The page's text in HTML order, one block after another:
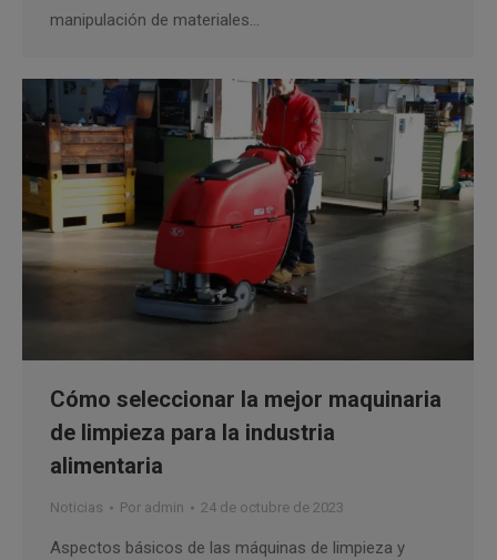
manipulación de materiales…
Cómo seleccionar la mejor maquinaria
de limpieza para la industria
alimentaria
Noticias Por admin 24 de octubre de 2023
Aspectos básicos de las máquinas de limpieza y